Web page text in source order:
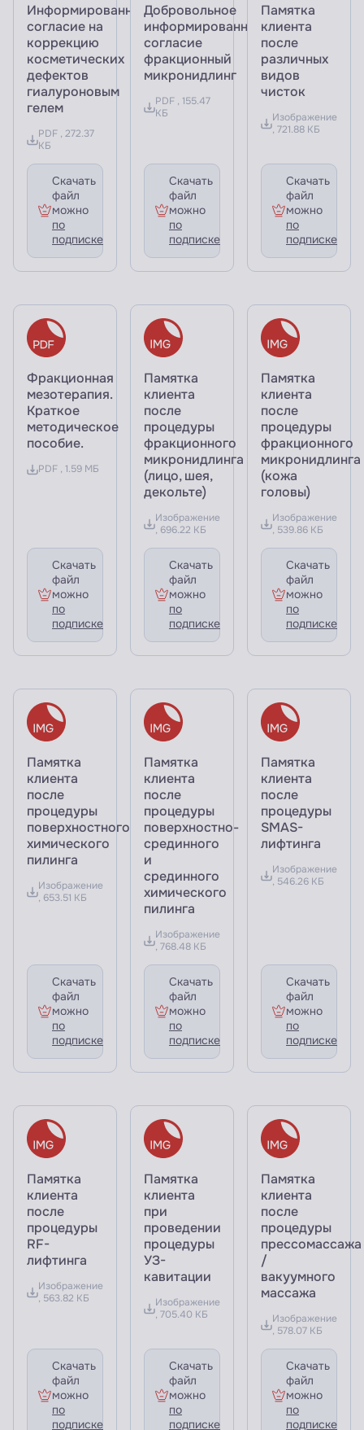
Информированное
согласие на
коррекцию
косметических
дефектов
гиалуроновым
гелем
PDF , 272.37
КБ
Скачать
файл
можно
по
подписке
Добровольное
информированное
согласие
фракционный
микронидлинг
PDF , 155.47
КБ
Скачать
файл
можно
по
подписке
Памятка
клиента
после
различных
видов
чисток
Изображение
, 721.88 КБ
Скачать
файл
можно
по
подписке
Фракционная
мезотерапия.
Краткое
методическое
пособие.
PDF , 1.59 МБ
Скачать
файл
можно
по
подписке
Памятка
клиента
после
процедуры
фракционного
микронидлинга
(лицо, шея,
декольте)
Изображение
, 696.22 КБ
Скачать
файл
можно
по
подписке
Памятка
клиента
после
процедуры
фракционного
микронидлинга
(кожа
головы)
Изображение
, 539.86 КБ
Скачать
файл
можно
по
подписке
Памятка
клиента
после
процедуры
поверхностного
химического
пилинга
Изображение
, 653.51 КБ
Скачать
файл
можно
по
подписке
Памятка
клиента
после
процедуры
поверхностно-
срединного
и
срединного
химического
пилинга
Изображение
, 768.48 КБ
Скачать
файл
можно
по
подписке
Памятка
клиента
после
процедуры
SMAS-
лифтинга
Изображение
, 546.26 КБ
Скачать
файл
можно
по
подписке
Памятка
клиента
после
процедуры
RF-
лифтинга
Изображение
, 563.82 КБ
Скачать
файл
можно
по
подписке
Памятка
клиента
при
проведении
процедуры
УЗ-
кавитации
Изображение
, 705.40 КБ
Скачать
файл
можно
по
подписке
Памятка
клиента
после
процедуры
прессомассажа
/
вакуумного
массажа
Изображение
, 578.07 КБ
Скачать
файл
можно
по
подписке